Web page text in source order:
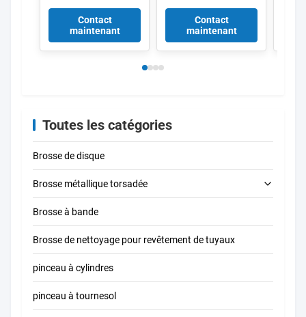
CNC Pinceau à
chaussures de
poussière, pinceau à
poussière
Contact
maintenant
bande de nettoyage
industriel Brosses à
bande pour le
Contact
maintenant
Toutes les catégories
Brosse de disque
Brosse métallique torsadée
brosse de nettoyage de tube
Brosse à nettoyer à la paille
Brosse à bande
Brosse de nettoyage pour revêtement de tuyaux
pinceau à cylindres
pinceau à tournesol